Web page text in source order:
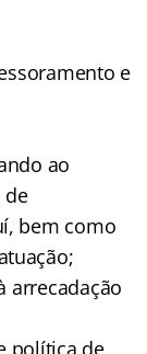
e
ao
de
bem como
arrecadação
política de